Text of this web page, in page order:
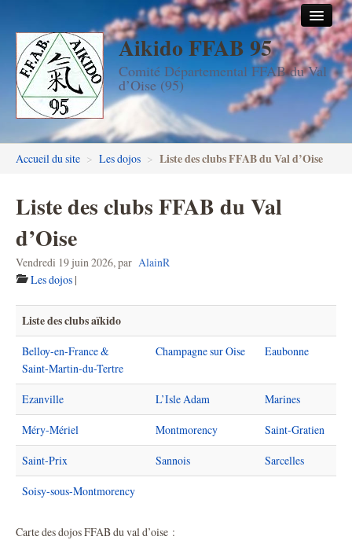
Aikido FFAB 95
Comité Départemental FFAB du Val
d’Oise (95)
Accueil
Les dojos
Stages
Les enseignants
Aïkido seniors
Passage de grades DAN
Photos
Accueil du site > Les dojos > Liste des clubs FFAB du Val d’Oise
Liste des clubs FFAB du Val
d’Oise
Vendredi 19 juin 2026,par AlainR
Les dojos |
Liste des clubs aïkido
Belloy-en-France &
Saint-Martin-du-Tertre
Champagne sur Oise Eaubonne
Ezanville L’Isle Adam Marines
Méry-Mériel Montmorency Saint-Gratien
Saint-Prix Sannois Sarcelles
Soisy-sous-Montmorency
Carte des dojos FFAB du val d’oise :